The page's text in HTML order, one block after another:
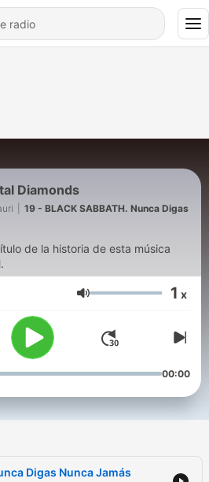
Diamonds
19 - BLACK SABBATH. Nunca Digas
de la historia de esta música
Volum 1 x
00:00
Digas Nunca Jamás